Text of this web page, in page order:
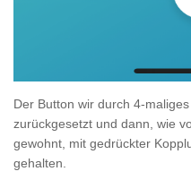
Der Button wir durch 4-
zurückgesetzt und dann, wie
gewohnt, mit gedrückter
gehalten.